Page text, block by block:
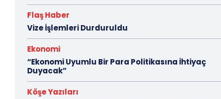
Flaş Haber
Vize İşlemleri Durduruldu
Ekonomi
“Ekonomi Uyumlu Bir Para Politikasına İhtiyaç
Duyacak”
Köşe Yazıları